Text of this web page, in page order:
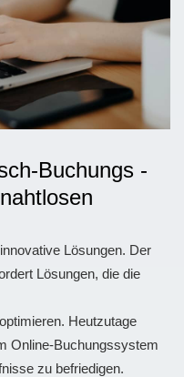
Buchungs -
Lösungen. Der
Lösungen, die die
Heutzutage
Online-Buchungssystem
zu befriedigen.